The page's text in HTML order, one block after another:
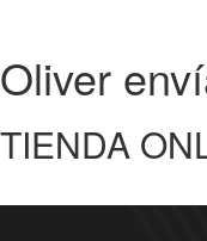
Oliver
TIENDA